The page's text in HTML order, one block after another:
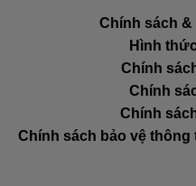
Chính sách
Hình
Chính
Chính
Chính
Chính sách bảo vệ